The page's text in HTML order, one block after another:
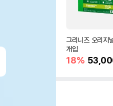
그리니즈 오리지
개입
18%